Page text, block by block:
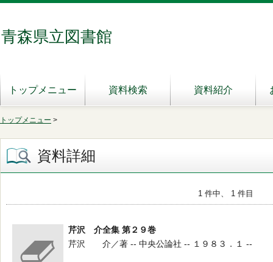
青森県立図書館
トップメニュー 資料検索 資料紹介
トップメニュー >
資料詳細
1 件中、 1 件目
芹沢 介全集 第２９巻
芹沢 介／著 -- 中央公論社 -- １９８３．１ --